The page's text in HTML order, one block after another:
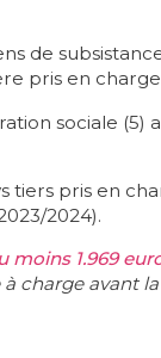
de
pris en
sociale (5)
tiers pris en
2024).
1.969
charge avant